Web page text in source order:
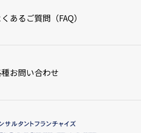
あるご質問（FAQ）
お問い合わせ